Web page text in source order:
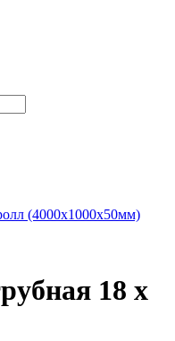
(4000х1000х50мм)
18 х